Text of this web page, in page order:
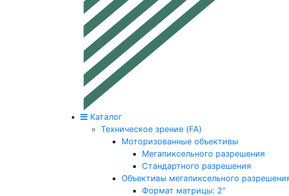
Каталог
Техническое зрение (FA)
Моторизованные объективы
Мегапиксельного разрешения
Стандартного разрешения
Объективы мегапиксельного
Формат матрицы: 2"